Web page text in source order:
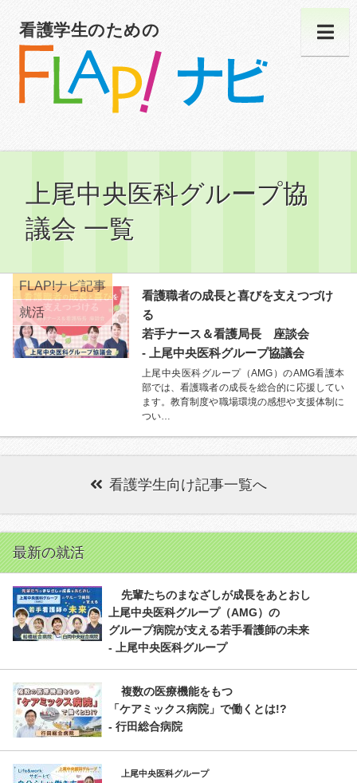
看護学生のための
上尾中央医科グループ協
議会 一覧
FLAP!ナビ記事
就活
看護職者の成長と喜びを支えつづけ
る
若手ナース＆看護局長 座談会
- 上尾中央医科グループ協議会
上尾中央医科グループ（AMG）のAMG看護本
部では、看護職者の成長を総合的に応援してい
ます。教育制度や職場環境の感想や支援体制に
つい…
看護学生向け記事一覧へ
最新の就活
先輩たちのまなざしが成長をあとおし
上尾中央医科グループ（AMG）の
グループ病院が支える若手看護師の未来
- 上尾中央医科グループ
複数の医療機能をもつ
「ケアミックス病院」で働くとは!?
- 行田総合病院
上尾中央医科グループ